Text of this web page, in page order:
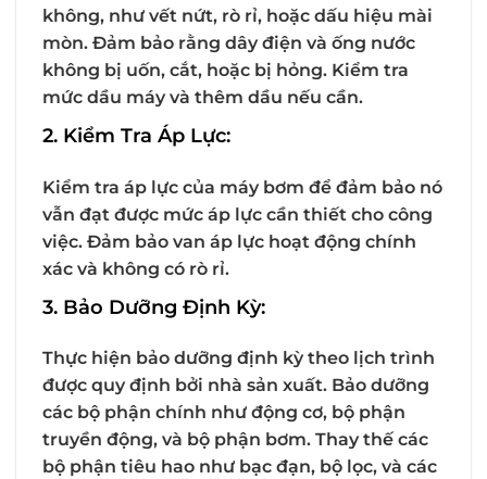
không, như vết nứt, rò rỉ, hoặc dấu hiệu mài
mòn. Đảm bảo rằng dây điện và ống nước
không bị uốn, cắt, hoặc bị hỏng. Kiểm tra
mức dầu máy và thêm dầu nếu cần.
2. Kiểm Tra Áp Lực:
Kiểm tra áp lực của máy bơm để đảm bảo nó
vẫn đạt được mức áp lực cần thiết cho công
việc. Đảm bảo van áp lực hoạt động chính
xác và không có rò rỉ.
3. Bảo Dưỡng Định Kỳ:
Thực hiện bảo dưỡng định kỳ theo lịch trình
được quy định bởi nhà sản xuất. Bảo dưỡng
các bộ phận chính như động cơ, bộ phận
truyền động, và bộ phận bơm. Thay thế các
bộ phận tiêu hao như bạc đạn, bộ lọc, và các